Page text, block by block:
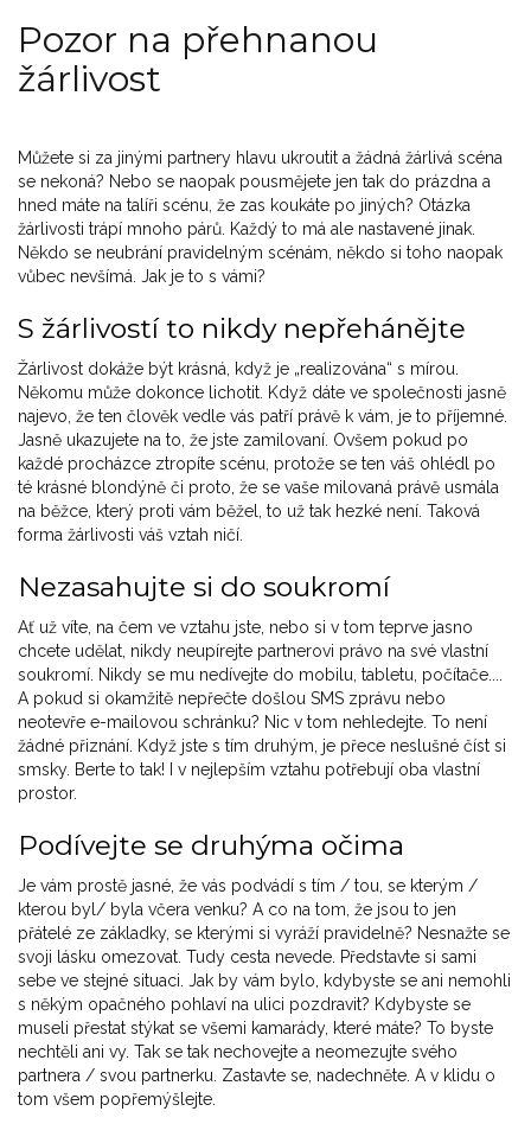
Pozor na přehnanou
žárlivost
Můžete si za jinými partnery hlavu ukroutit a žádná žárlivá scéna
se nekoná? Nebo se naopak pousmějete jen tak do prázdna a
hned máte na talíři scénu, že zas koukáte po jiných? Otázka
žárlivosti trápí mnoho párů. Každý to má ale nastavené jinak.
Někdo se neubrání pravidelným scénám, někdo si toho naopak
vůbec nevšímá. Jak je to s vámi?
S žárlivostí to nikdy nepřehánějte
Žárlivost dokáže být krásná, když je „realizována“ s mírou.
Někomu může dokonce lichotit. Když dáte ve společnosti jasně
najevo, že ten člověk vedle vás patří právě k vám, je to příjemné.
Jasně ukazujete na to, že jste zamilovaní. Ovšem pokud po
každé procházce ztropíte scénu, protože se ten váš ohlédl po
té krásné blondýně či proto, že se vaše milovaná právě usmála
na běžce, který proti vám běžel, to už tak hezké není. Taková
forma žárlivosti váš vztah ničí.
Nezasahujte si do soukromí
Ať už víte, na čem ve vztahu jste, nebo si v tom teprve jasno
chcete udělat, nikdy neupírejte partnerovi právo na své vlastní
soukromí. Nikdy se mu nedívejte do mobilu, tabletu, počítače....
A pokud si okamžitě nepřečte došlou SMS zprávu nebo
neotevře e-mailovou schránku? Nic v tom nehledejte. To není
žádné přiznání. Když jste s tím druhým, je přece neslušné číst si
smsky. Berte to tak! I v nejlepším vztahu potřebují oba vlastní
prostor.
Podívejte se druhýma očima
Je vám prostě jasné, že vás podvádí s tím / tou, se kterým /
kterou byl/ byla včera venku? A co na tom, že jsou to jen
přátelé ze základky, se kterými si vyráží pravidelně? Nesnažte se
svoji lásku omezovat. Tudy cesta nevede. Představte si sami
sebe ve stejné situaci. Jak by vám bylo, kdybyste se ani nemohli
s někým opačného pohlaví na ulici pozdravit? Kdybyste se
museli přestat stýkat se všemi kamarády, které máte? To byste
nechtěli ani vy. Tak se tak nechovejte a neomezujte svého
partnera / svou partnerku. Zastavte se, nadechněte. A v klidu o
tom všem popřemýšlejte.